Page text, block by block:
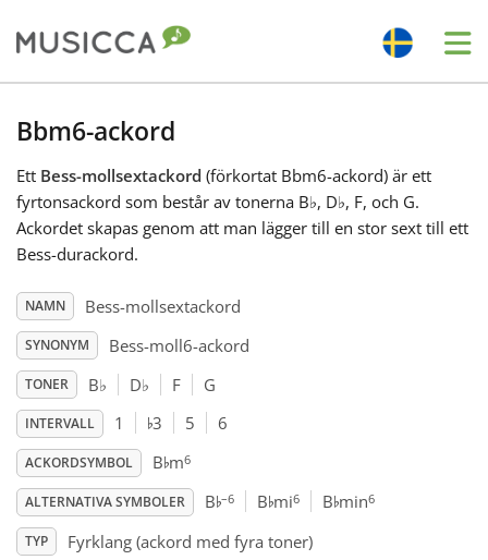
Български
Dansk
English
Español
Bbm6-ackord
Ett Bess-mollsextackord (förkortat Bbm6-ackord) är ett
fyrtonsackord som består av tonerna B♭, D♭, F, och G.
Ackordet skapas genom att man lägger till en stor sext till ett
Bess-durackord.
NAMN Bess-mollsextackord
SYNONYM Bess-moll6-ackord
TONER B♭ D♭ F G
INTERVALL 1 ♭3 5 6
ACKORDSYMBOL B♭m6
ALTERNATIVA SYMBOLER B♭–6 B♭mi6 B♭min6
TYP Fyrklang (ackord med fyra toner)